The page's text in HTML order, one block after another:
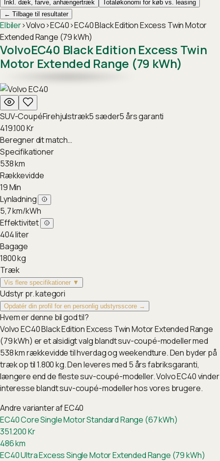
Inkl. dæk, farve, anhængertræk
Totaløkonomi for køb vs. leasing
← Tilbage til resultater
Elbiler›Volvo›EC40›EC40 Black Edition Excess Twin Motor
Extended Range (79 kWh)
VolvoEC40 Black Edition Excess Twin
Motor Extended Range (79 kWh)
SUV-CoupéFirehjulstræk5sæder5års garanti
419.100Kr
Beregner dit match…
Specifikationer
538km
Rækkevidde
19Min
Lynladning
5,7km/kWh
Effektivitet
404liter
Bagage
1800kg
Træk
Vis flere specifikationer ▼
Udstyr pr. kategori
Opdatér din profil for en personlig udstyrsscore →
Hvem er denne bil god til?
Volvo EC40 Black Edition Excess Twin Motor Extended Range
(79 kWh) er et alsidigt valg blandt suv-coupé-modeller med
538 km rækkevidde til hverdag og weekendture. Den byder på
træk op til 1.800 kg. Den leveres med 5 års fabriksgaranti,
længere end de fleste suv-coupé-modeller. Volvo EC40 vinder
interesse blandt suv-coupé-modeller hos vores brugere.
Andre varianter afEC40
EC40 Core Single Motor Standard Range (67 kWh)
351.200Kr
486km
EC40 Ultra Excess Single Motor Extended Range (79 kWh)